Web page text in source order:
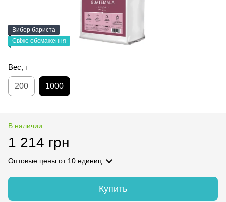
Вибор бариста
Свіже обсмаження
Вес, г
200 1000
В наличии
1 214 грн
Оптовые цены от 10 единиц
Купить